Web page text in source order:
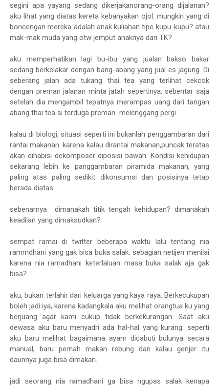
segini apa yayang sedang dikerjakanorang-orang dijalanan?
aku lihat yang diatas kereta kebanyakan ojol. mungkin yang di
boncengan mereka adalah anak kuliahan tipe kupu-kupu? atau
mak-mak muda yang otw jemput anaknya dari TK?
aku memperhatikan lagi bu-ibu yang jualan bakso bakar
sedang berkelakar dengan bang-abang yang jual es jagung. Di
seberang jalan ada tukang thai tea yang terlihat cekcok
dengan preman jalanan minta jatah sepertinya. sebentar saja
setelah dia mengambil tepatnya merampas uang dari tangan
abang thai tea si terduga preman melenggang pergi.
kalau di biologi, situasi seperti ini bukanlah penggambaran dari
rantai makanan. karena kalau dirantai makanan,puncak teratas
akan dihabisi dekomposer diposisi bawah. Kondisi kehidupan
sekarang lebih ke panggambaran piramida makanan, yang
paling atas paling sedikit dikonsumsi dan posisinya tetap
berada diatas.
sebenarnya dimanakah titik tengah kehidupan? dimanakah
keadilan yang dimaksudkan?
sempat ramai di twitter beberapa waktu lalu tentang nia
rammdhani yang gak bisa buka salak. sebagian netijen menilai
karena nia ramadhani keterlaluan masa buka salak aja gak
bisa?
aku, bukan terlahir dari keluarga yang kaya raya. Berkecukupan
boleh jadi iya, karena kadangkala aku melihat orangtua ku yang
berjuang agar kami cukup tidak berkekurangan. Saat aku
dewasa aku baru menyadri ada hal-hal yang kurang. seperti
aku baru melihat bagaimana ayam dicabuti bulunya secara
manual, baru pernah makan rebung dan kalau genjer itu
daunnya juga bisa dimakan.
jadi seorang nia ramadhani ga bisa ngupas salak kenapa